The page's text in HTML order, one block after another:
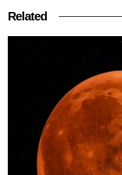
Related